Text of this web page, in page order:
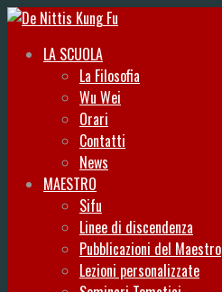
LA SCUOLA
La Filosofia
Wu Wei
Orari
Contatti
News
MAESTRO
Sifu
Linee di discendenza
Pubblicazioni del Maestro
Lezioni personalizzate